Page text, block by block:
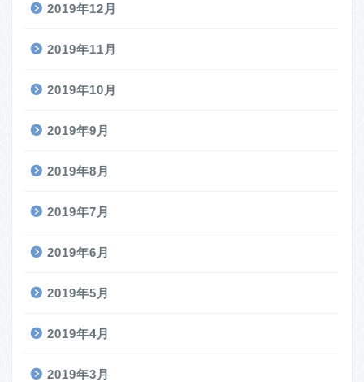
2019年12月
2019年11月
2019年10月
2019年9月
2019年8月
2019年7月
2019年6月
2019年5月
2019年4月
2019年3月